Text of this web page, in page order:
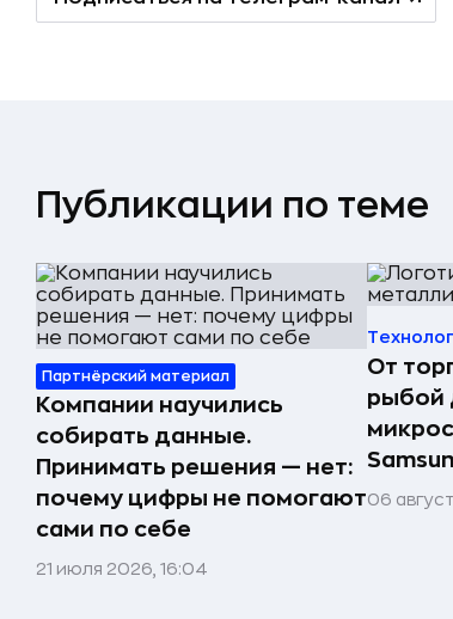
Публикации по теме
Партнёрский материал
Компании научились
собирать данные.
Принимать решения — нет:
почему цифры не помогают
сами по себе
21 июля 2026, 16:04
От
рыбой
06